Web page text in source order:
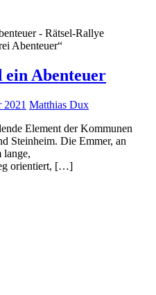
- Rätsel-Rallye
Abenteuer“
Abenteuer
2021 Matthias Dux
Element der Kommunen
Steinheim. Die Emmer, an
lange,
orientiert, […]